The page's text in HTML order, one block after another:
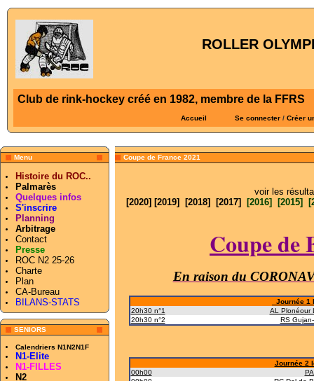
ROLLER
Club de rink-hockey créé en 1982, membre de la FFRS
Accueil Se connecter / Créer
Menu
Histoire du ROC..
Palmarès
Quelques infos
S'inscrire
Planning
Arbitrage
Contact
Presse
ROC N2 25-26
Charte
Plan
CA-Bureau
BILANS-STATS
SENIORS
Calendriers N1N2N1F
N1-Elite
N1-FILLES
N2
Coupe de France 2021
voir les
[2020] [2019] [2018] [2017] [2016] [2015]
Coupe de
En raison du
Journée 1
20h30 n°1
AL Plonéour
20h30 n°2
RS
Journée 2
00h00